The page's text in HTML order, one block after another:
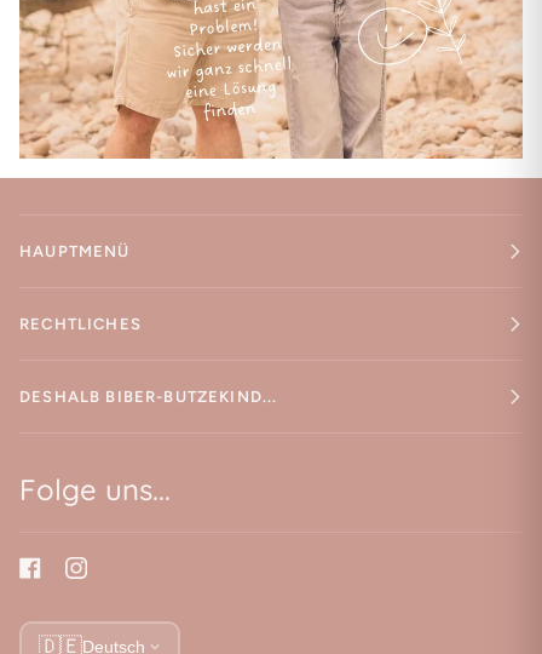
HAUPTMENÜ
RECHTLICHES
DESHALB BIBER-BUTZEKIND...
Folge uns...
🇩🇪Deutsch